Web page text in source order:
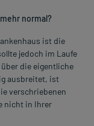
normal?
ist die
jedoch im Laufe
die eigentliche
ausbreitet, ist
verschriebenen
nicht in Ihrer